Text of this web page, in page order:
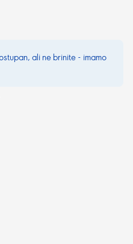
ali ne brinite - imamo